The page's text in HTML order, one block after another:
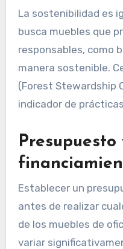
La sostenibilidad es
busca muebles que
responsables, como
manera sostenible.
(Forest Stewardship
indicador de
Establecer un
antes de realizar
de los muebles de
variar